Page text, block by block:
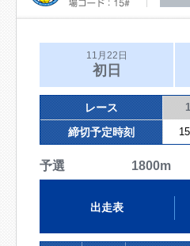
11月22日
初日
レース
締切予定時刻
予選 1800m
出走表